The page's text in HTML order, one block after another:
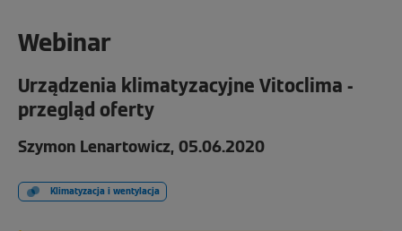
Webinar
Urządzenia klimatyzacyjne Vitoclima -
przegląd oferty
Szymon Lenartowicz, 05.06.2020
Klimatyzacja i wentylacja